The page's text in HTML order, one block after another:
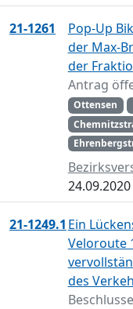
21-1261
Pop-Up
der Max-
der
Antrag
Ottensen
24.09.2020
21-1249.1 Ein
Veloroute
des